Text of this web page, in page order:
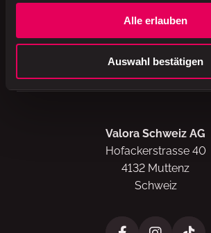
Alle erlauben
Auswahl bestätigen
Valora Schweiz AG
Hofackerstrasse 40
4132 Muttenz
Schweiz